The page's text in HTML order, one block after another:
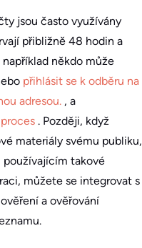
jsou často využívány
přibližně 48 hodin a
někdo může
přihlásit se k odběru na
adresou. , a
proces . Později, když
materiály svému publiku,
takové
můžete se integrovat s
ověření a ověřování